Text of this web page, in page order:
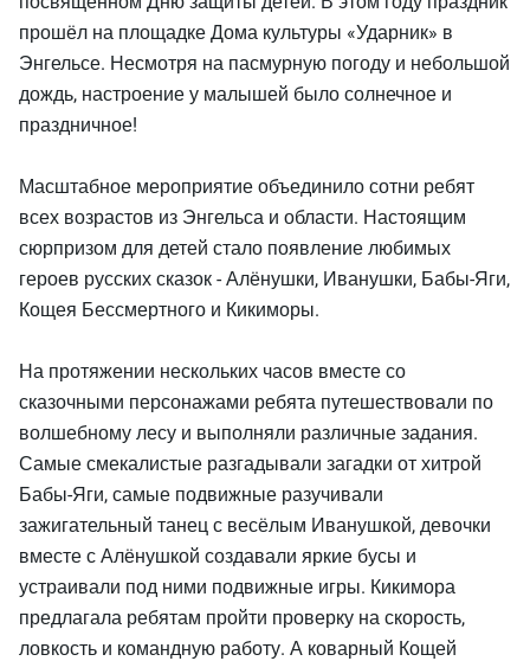
прошёл на площадке Дома культуры «Ударник» в
Энгельсе. Несмотря на пасмурную погоду и небольшой
дождь, настроение у малышей было солнечное и
праздничное!
Масштабное мероприятие объединило сотни ребят
всех возрастов из Энгельса и области. Настоящим
сюрпризом для детей стало появление любимых
героев русских сказок - Алёнушки, Иванушки, Бабы-Яги,
Кощея Бессмертного и Кикиморы.
На протяжении нескольких часов вместе со
сказочными персонажами ребята путешествовали по
волшебному лесу и выполняли различные задания.
Самые смекалистые разгадывали загадки от хитрой
Бабы-Яги, самые подвижные разучивали
зажигательный танец с весёлым Иванушкой, девочки
вместе с Алёнушкой создавали яркие бусы и
устраивали под ними подвижные игры. Кикимора
предлагала ребятам пройти проверку на скорость,
ловкость и командную работу. А коварный Кощей